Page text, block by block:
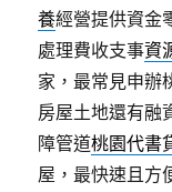
養經營提供資金
處理費收支事資
家，最常見申辦
房屋土地還有融
障管道桃園代書
屋，最快速且方